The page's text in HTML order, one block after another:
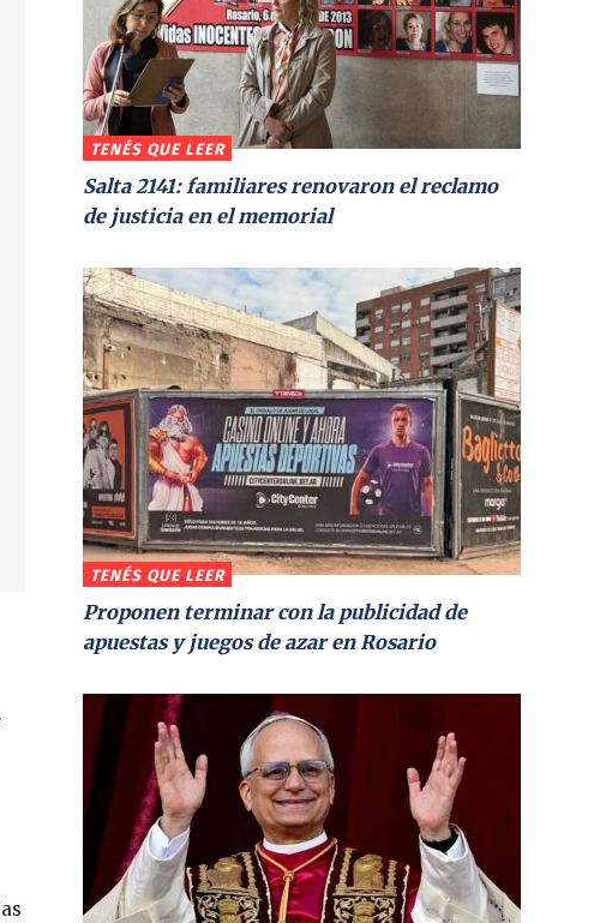
TENÉS QUE LEER
Salta 2141: familiares renovaron el reclamo
de justicia en el memorial
TENÉS QUE LEER
Proponen terminar con la publicidad de
apuestas y juegos de azar en Rosario